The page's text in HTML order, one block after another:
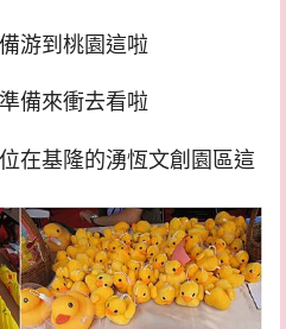
游到桃園這啦
備來衝去看啦
在基隆的湧恆文創園區這